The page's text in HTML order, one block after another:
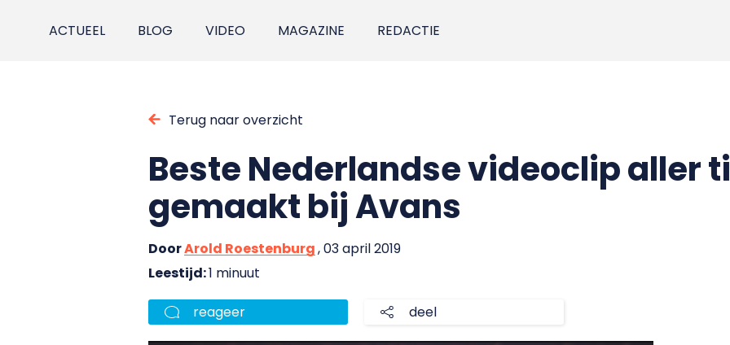
ACTUEEL BLOG VIDEO MAGAZINE REDACTIE
Terug naar overzicht
Beste Nederlandse videoclip aller
gemaakt bij Avans
DoorArold Roestenburg, 03 april 2019
Leestijd:1 minuut
reageer deel